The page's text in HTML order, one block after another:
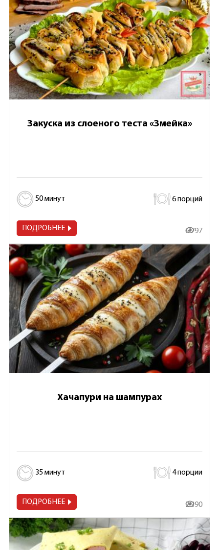
Закуска из слоеного теста «Змейка»
50 минут 6 порций
ПОДРОБНЕЕ 6 797
Хачапури на шампурах
35 минут 4 порции
ПОДРОБНЕЕ 2 390